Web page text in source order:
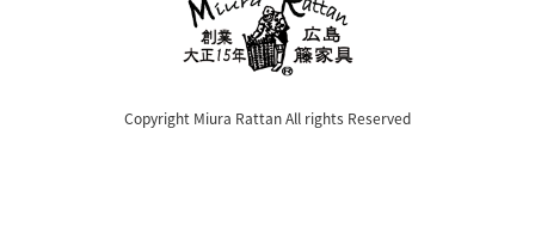
Copyright Miura Rattan All rights Reserved